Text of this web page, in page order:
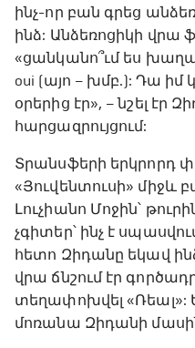
ինչ-որ բան գրեց
ինձ: Անձեռոցիկի վրա
«ցանկանո՞ւմ ես
oui (այո – խմբ.): Դա
օրերից էր», – նշել էր
հարցազրույցում:
Տրանսֆերի երկրորդ
«Յուվենտուսի» միջև
Լուչիանո Մոջին՝
չգիտեր՝ ինչ է
հետո Զիդանը եկավ
վրա ճնշում էր
տեղափոխվել «Ռեալ»:
մոռանա Զիդանի